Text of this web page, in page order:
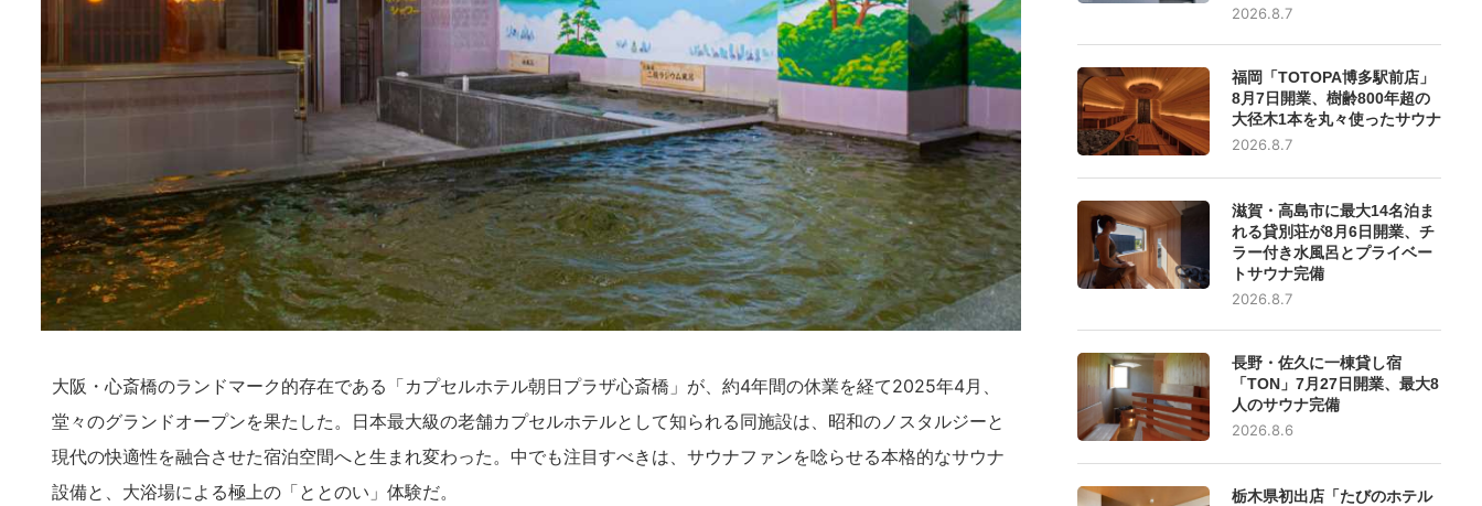
大阪・心斎橋のランドマーク的存在である「カプセルホテル朝日プラザ心斎橋」が、約4年間の休業を経て2025年4月、
堂々のグランドオープンを果たした。日本最大級の老舗カプセルホテルとして知られる同施設は、昭和のノスタルジーと
現代の快適性を融合させた宿泊空間へと生まれ変わった。中でも注目すべきは、サウナファンを唸らせる本格的なサウナ
設備と、大浴場による極上の「ととのい」体験だ。
2026.8.7
福岡「TOTOPA博多駅前店」
8月7日開業、樹齢800年超の
大径木1本を丸々使ったサウナ
2026.8.7
滋賀・高島市に最大14名泊ま
れる貸別荘が8月6日開業、チ
ラー付き水風呂とプライベー
トサウナ完備
2026.8.7
長野・佐久に一棟貸し宿
「TON」7月27日開業、最大8
人のサウナ完備
2026.8.6
栃木県初出店「たびのホテル